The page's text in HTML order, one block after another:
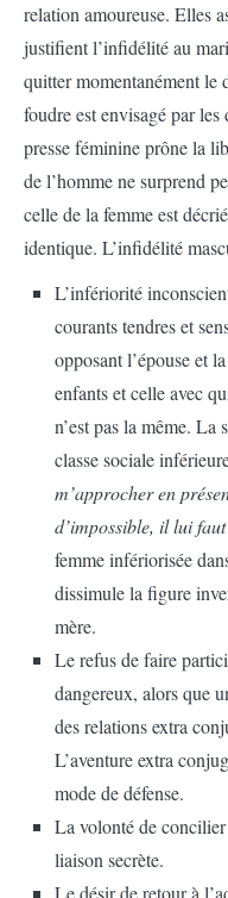
relation amoureuse. Elles
justifient l’infidélité au
quitter momentanément
foudre est envisagé par les
presse féminine prône la
de l’homme ne surprend
celle de la femme est
identique. L’infidélité
L’infériorité
courants tendres et
opposant l’épouse et
enfants et celle avec
n’est pas la même. La
classe sociale
m’approcher en
d’impossible, il lui
femme infériorisée
dissimule la figure
mère.
Le refus de faire
dangereux, alors que
des relations extra
L’aventure extra
mode de défense.
La volonté de
liaison secrète.
Le désir de retour à